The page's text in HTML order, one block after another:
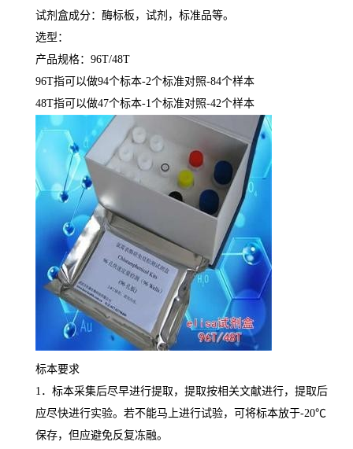
试剂盒成分：酶标板，试剂，标准品等。
选型：
产品规格： 96T/48T
96T指可以做94个标本-2个标准对照-84个样本
48T指可以做47个标本-1 个标准对照-42个样本
标本要求
1 ．标本采集后尽早进行提取，提取按相关文献进行，提取后
应尽快进行实验。若不能马上进行试验，可将标本放于-20℃
保存，但应避免反复冻融。